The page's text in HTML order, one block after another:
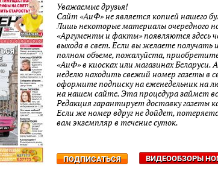
Уважаемые друзья!
Сайт «АиФ» не является копией нашего
Лишь некоторые материалы очередного
«Аргументы и факты» появляются здесь
выхода в свет. Если вы желаете получать
полном объеме, пожалуйста,
«АиФ» в киосках или магазинах
неделю находить свежий номер газеты в
оформите подписку на еженедельник на
на нашем сайте. Эта процедура займет
Редакция гарантирует доставку газеты
Если же номер вдруг не дойдет,
вам экземпляр в течение суток.
ПОДПИСАТЬСЯ ВИДЕООБЗОРЫ